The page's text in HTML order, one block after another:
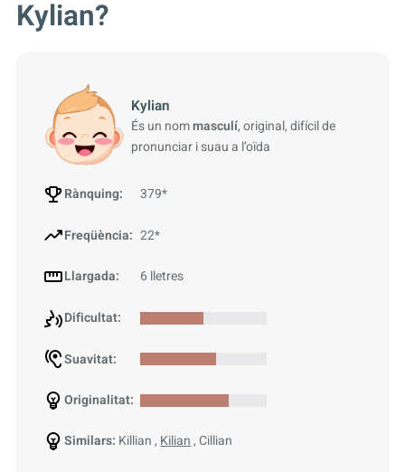
Kylian?
Rànquing: 379*
Freqüència: 22*
Llargada: 6 lletres
Dificultat:
Suavitat:
Originalitat:
Similars: Killian ,Kilian, Cillian
Kylian
És un nommasculí, original, difícil de
pronunciar i suau a l’oïda